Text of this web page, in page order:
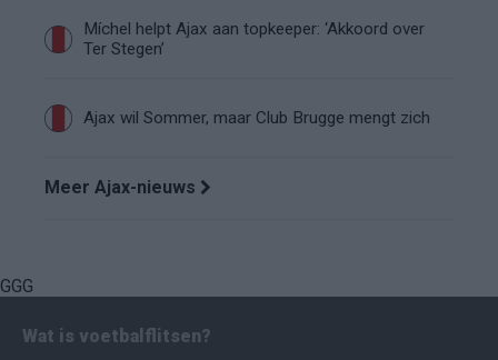
Míchel helpt Ajax aan topkeeper: ‘Akkoord over
Ter Stegen’
Ajax wil Sommer, maar Club Brugge mengt zich
Meer Ajax-nieuws
GGG
Wat is voetbalflitsen?